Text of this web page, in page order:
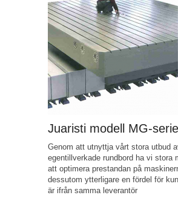
Juaristi modell MG-
Genom att utnyttja vårt stora utbud
egentillverkade rundbord ha vi stora
att optimera prestandan på
dessutom ytterligare en fördel för
är ifrån samma leverantör